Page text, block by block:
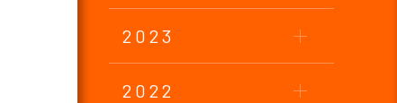
2023
2022